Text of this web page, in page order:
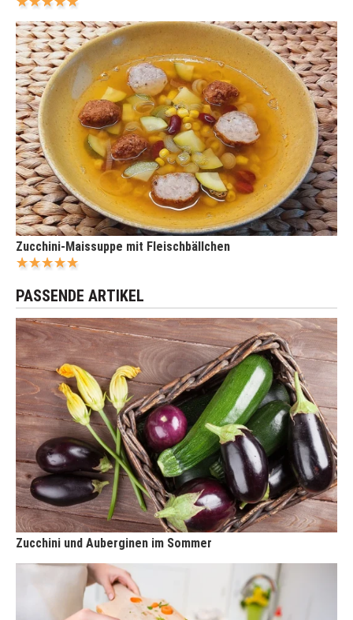
Zucchini-Maissuppe mit Fleischbällchen
PASSENDE ARTIKEL
Zucchini und Auberginen im Sommer